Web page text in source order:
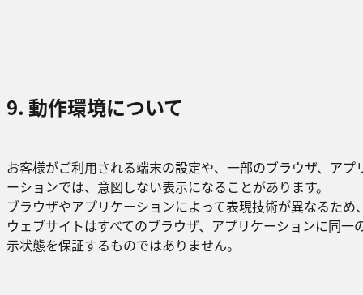
9. 動作環境について
お客様がご利用される端末の設定や、一部のブラウザ、アプ
ーションでは、意図しない表示になることがあります。
ブラウザやアプリケーションによって表現技術が異なるため
ウェブサイトはすべてのブラウザ、アプリケーションに同一
示状態を保証するものではありません。